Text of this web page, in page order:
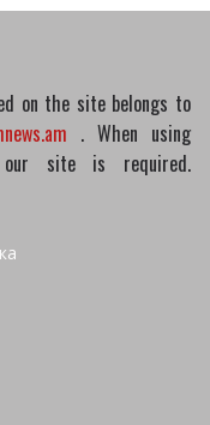
on the site belongs to
. When using
site is required.